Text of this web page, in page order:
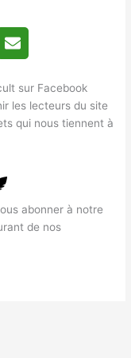
sur Facebook
les lecteurs du site
qui nous tiennent à
abonner à notre
de nos